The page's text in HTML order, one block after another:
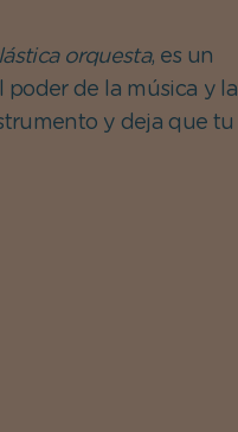
orquesta, es un
de la música y la
y deja que tu